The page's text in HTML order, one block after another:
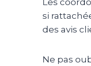
si
des avis
Ne pas